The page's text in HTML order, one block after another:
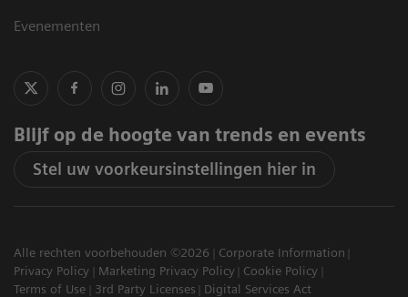
Evenementen
Blijf op de hoogte van trends en events
Stel uw voorkeursinstellingen hier in
Alle rechten voorbehouden ©2026
Corporate Information
Privacy Policy
Marketing Privacy Policy
Cookie Policy
Terms of Use
3rd Party Licenses Digital Services Act